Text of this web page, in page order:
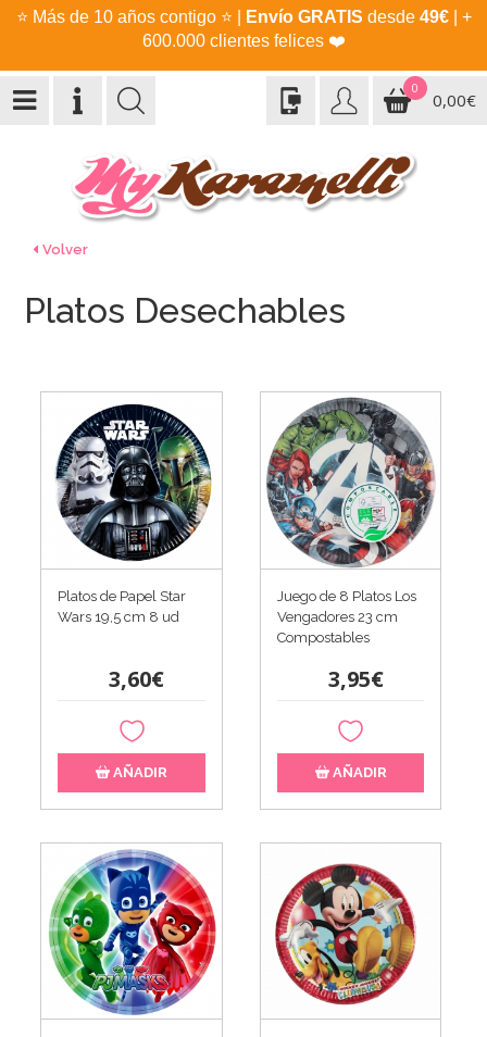
⭐ Más de 10 años contigo ⭐ Envío GRATIS desde 49€| +
600.000 clientes felices ❤️
0
0,00€
Volver
Platos Desechables
Platos de Papel Star
Wars 19,5 cm 8 ud
3,60€
AÑADIR
Juego de 8 Platos Los
Vengadores 23 cm
Compostables
3,95€
AÑADIR